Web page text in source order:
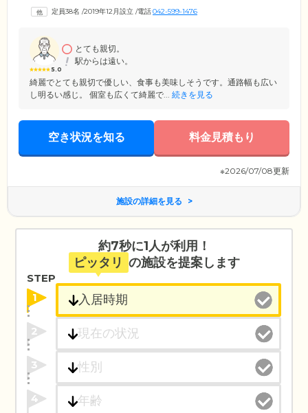
に身体介護や生活援助、福祉用具レンタルなどのサービスを受けられま
定員38名 /2019年12月設立 /電話042-599-1476
5.0
とても親切。
駅からは遠い。
綺麗でとても親切で優しい、食事も美味しそうです。通路幅も広い
し明るい感じ。 個室も広くて綺麗で... 続きを見る
空き状況を知る 料金見積もり
※2026/07/08更新
施設の詳細を見る
約7秒に1人が利用！
ピッタリ の施設を提案します
STEP
1
2
3
4